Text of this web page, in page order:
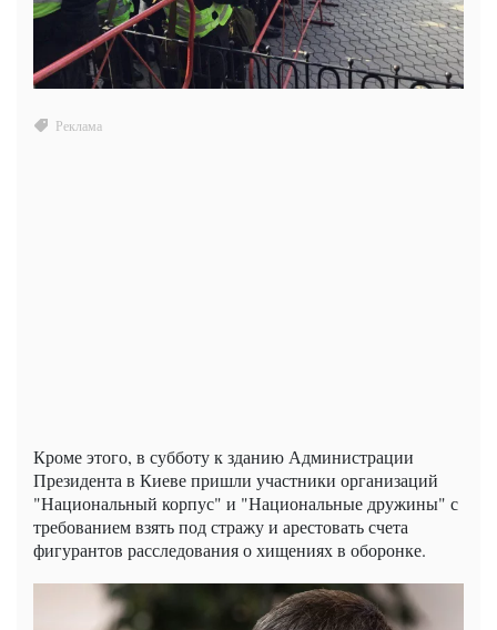
Кроме этого, в субботу к зданию Администрации
Президента в Киеве пришли участники организаций
"Национальный корпус" и "Национальные дружины" с
требованием взять под стражу и арестовать счета
фигурантов расследования о хищениях в оборонке.